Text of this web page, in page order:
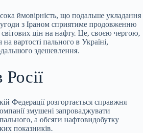
ймовірність, що подальше укладання
з Іраном сприятиме продовженню
цін на нафту. Це, своєю чергою,
вартості пального в Україні,
здешевлення.
Федерації розгортається справжня
змушені запроваджувати
а обсяги нафтовидобутку
показників.